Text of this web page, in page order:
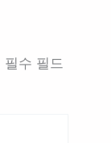
필수 필드